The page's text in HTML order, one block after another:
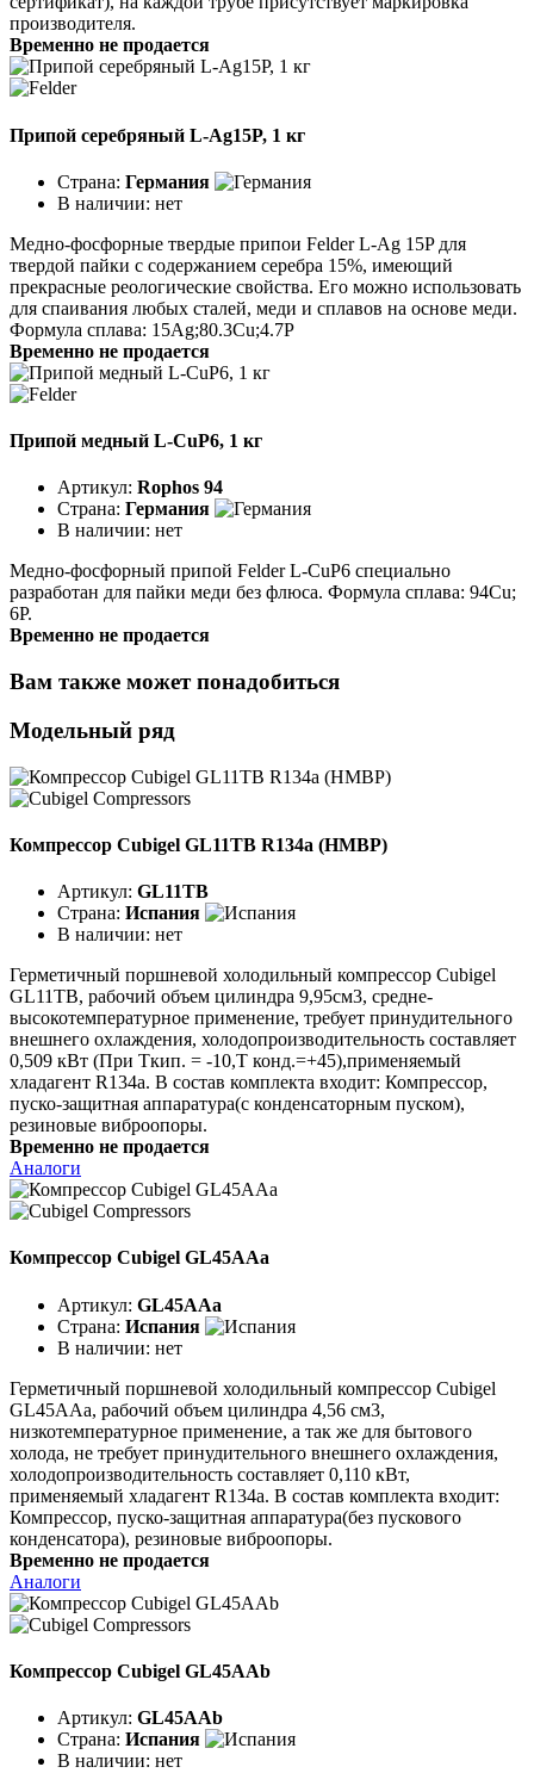
производителя.
Временно не продается
Припой серебряный L-Ag15P, 1 кг
Страна: Германия
В наличии: нет
Медно-фосфорные твердые припои Felder L-Ag 15P для
твердой пайки с содержанием серебра 15%, имеющий
прекрасные реологические свойства. Его можно использовать
для спаивания любых сталей, меди и сплавов на основе меди.
Формула сплава: 15Ag;80.3Cu;4.7P
Временно не продается
Припой медный L-CuP6, 1 кг
Артикул: Rophos 94
Страна: Германия
В наличии: нет
Медно-фосфорный припой Felder L-CuP6 специально
разработан для пайки меди без флюса. Формула сплава: 94Cu;
6P.
Временно не продается
Вам также может понадобиться
Модельный ряд
Компрессор Cubigel GL11TB R134a (HMBP)
Артикул: GL11TB
Страна: Испания
В наличии: нет
Герметичный поршневой холодильный компрессор Cubigel
GL11TB, рабочий объем цилиндра 9,95см3, средне-
высокотемпературное применение, требует принудительного
внешнего охлаждения, холодопроизводительность составляет
0,509 кВт (При Ткип. = -10,Т конд.=+45),применяемый
хладагент R134a. В состав комплекта входит: Компрессор,
пуско-защитная аппаратура(с конденсаторным пуском),
резиновые виброопоры.
Временно не продается
Аналоги
Компрессор Cubigel GL45AAa
Артикул: GL45AAa
Страна: Испания
В наличии: нет
Герметичный поршневой холодильный компрессор Cubigel
GL45AAa, рабочий объем цилиндра 4,56 см3,
низкотемпературное применение, а так же для бытового
холода, не требует принудительного внешнего охлаждения,
холодопроизводительность составляет 0,110 кВт,
применяемый хладагент R134a. В состав комплекта входит:
Компрессор, пуско-защитная аппаратура(без пускового
конденсатора), резиновые виброопоры.
Временно не продается
Аналоги
Компрессор Cubigel GL45AAb
Артикул: GL45AAb
Страна: Испания
В наличии: нет